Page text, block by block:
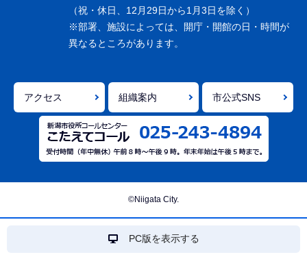
で
（祝・休日、12月29日から1月3日を除く）
※部署、施設によっては、開庁・開館の日・時間が
異なるところがあります。
アクセス 組織案内 市公式SNS
©Niigata City.
PC版を表示する